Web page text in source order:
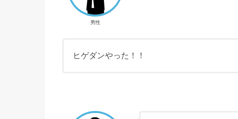
男性
ヒゲダンやった！！